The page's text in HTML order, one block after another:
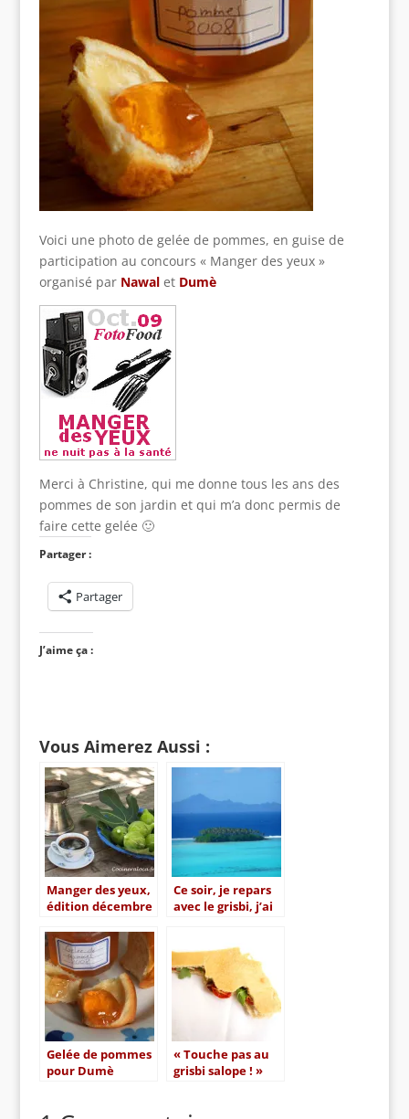
Voici une photo de gelée de pommes, en guise de
participation au concours « Manger des yeux »
organisé parNawalet Dumè
Merci à Christine, qui me donne tous les ans des
pommes de son jardin et qui m’a donc permis de
faire cette gelée 🙂
Partager :
Partager
J’aime ça :
Vous Aimerez Aussi :
Manger des yeux,
édition décembre
du café
Ce soir, je repars
avec le grisbi, j’ai
yeux »
Gelée de pommes
pour Dumè
« Touche pas au
grisbi salope ! »